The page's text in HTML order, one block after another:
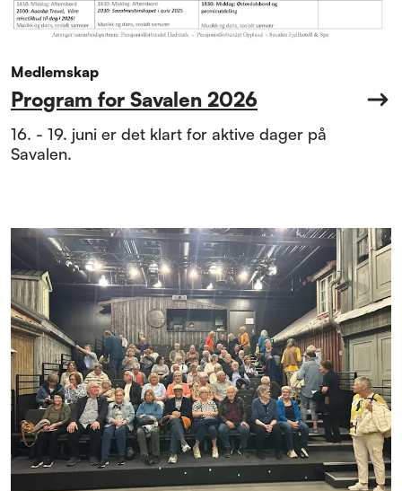
Medlemskap
Program for Savalen 2026
16. - 19. juni er det klart for aktive dager på
Savalen.